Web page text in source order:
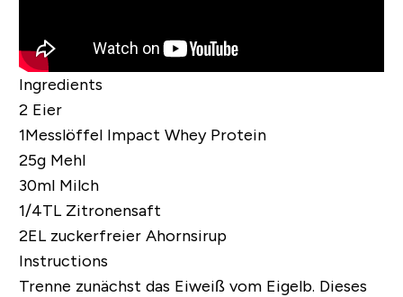
Ingredients
2 Eier
1MesslöffelImpact Whey Protein
25g Mehl
30ml Milch
1/4TL Zitronensaft
2ELzuckerfreier Ahornsirup
Instructions
Trenne zunächst das Eiweiß vom Eigelb. Dieses